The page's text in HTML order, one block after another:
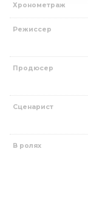
Хронометраж
Режиссер
Продюсер
Сценарист
В ролях